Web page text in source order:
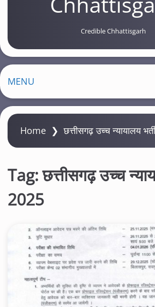
Credible Chhattisgarh
MENU
Home ❯छत्तीसगढ़ उच्च न्यायालय
Tag:छत्तीसगढ़ उच्च
2025